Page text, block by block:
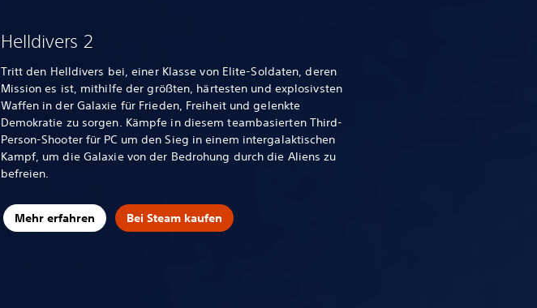
Helldivers 2
Tritt den Helldivers bei, einer Klasse von Elite-Soldaten, deren
Mission es ist, mithilfe der größten, härtesten und explosivsten
Waffen in der Galaxie für Frieden, Freiheit und gelenkte
Demokratie zu sorgen. Kämpfe in diesem teambasierten Third-
Person-Shooter für PC um den Sieg in einem intergalaktischen
Kampf, um die Galaxie von der Bedrohung durch die Aliens zu
befreien.
Mehr erfahren Bei Steam kaufen